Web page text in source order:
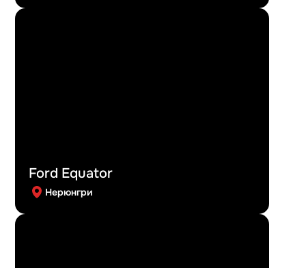
Ford Equator
Нерюнгри